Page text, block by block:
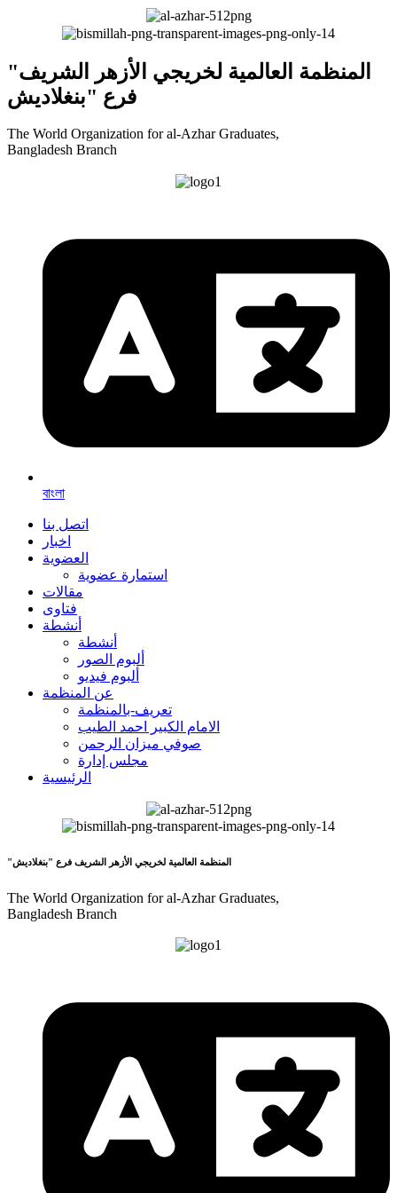
"المنظمة العالمية لخريجي الأزهر الشريف
فرع "بنغلاديش
The World Organization for al-Azhar Graduates,
Bangladesh Branch
বাংলা
اتصل بنا
اخبار
العضوية
استمارة عضوية
مقالات
فتاوى
أنشطة
أنشطة
ألبوم الصور
ألبوم فيديو
عن المنظمة
تعريف-بالمنظمة
الامام الكبير احمد الطيب
صوفي ميزان الرحمن
مجلس إدارة
الرئيسية
"المنظمة العالمية لخريجي الأزهر الشريف فرع "بنغلاديش
The World Organization for al-Azhar Graduates,
Bangladesh Branch